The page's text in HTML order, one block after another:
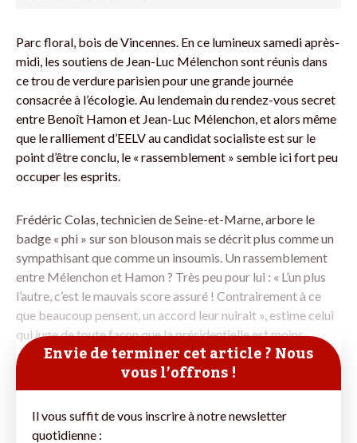
Parc floral, bois de Vincennes. En ce lumineux samedi après-
midi, les soutiens de Jean-Luc Mélenchon sont réunis dans
ce trou de verdure parisien pour une grande journée
consacrée à l’écologie. Au lendemain du rendez-vous secret
entre Benoît Hamon et Jean-Luc Mélenchon, et alors même
que le ralliement d’EELV au candidat socialiste est sur le
point d’être conclu, le « rassemblement » semble ici fort peu
occuper les esprits.
Frédéric Colas, technicien de Seine-et-Marne, arbore le
badge « phi » sur son blouson mais se décrit plus comme un
sympathisant que comme un insoumis. Un rassemblement
entre Mélenchon et Hamon ? Très peu pour lui : « L’un plus
l’autre, c’est le mauvais score assuré ! Contrairement à ce
que beaucoup pensent, un accord leur nuirait », estime celui
qui juge de toute façon que la présidentielle est moins
Envie de terminer cet article ? Nous
vous l’offrons !
Il vous suffit de vous inscrire à notre newsletter
quotidienne :